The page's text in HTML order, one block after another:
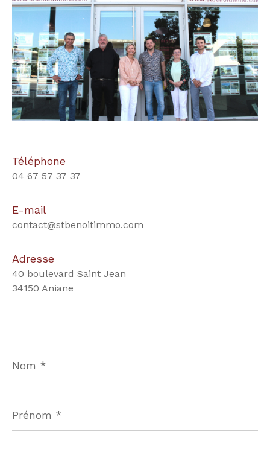
Téléphone
04 67 57 37 37
E-mail
contact@stbenoitimmo.com
Adresse
40 boulevard Saint Jean
34150 Aniane
*
*